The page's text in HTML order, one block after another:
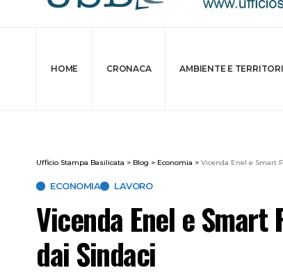
HOME CRONACA AMBIENTE E
Ufficio Stampa Basilicata > Blog > Economia > Vicenda Enel e Smart
ECONOMIA LAVORO
Vicenda Enel e
dai Sindaci